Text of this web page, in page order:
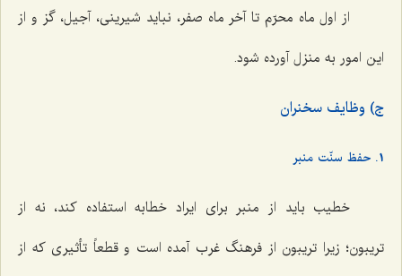
از اول ماه محرّم تا آخر ماه صفر، نباید شیرینی، آجیل، گز و از
این امور به منزل آورده شود.
ج) وظایف سخنران
1. حفظ سنّت منبر
خطیب باید از منبر برای ایراد خطابه استفاده کند، نه از
تریبون؛ زیرا تریبون از فرهنگ غرب آمده است و قطعاً تأثیری که از